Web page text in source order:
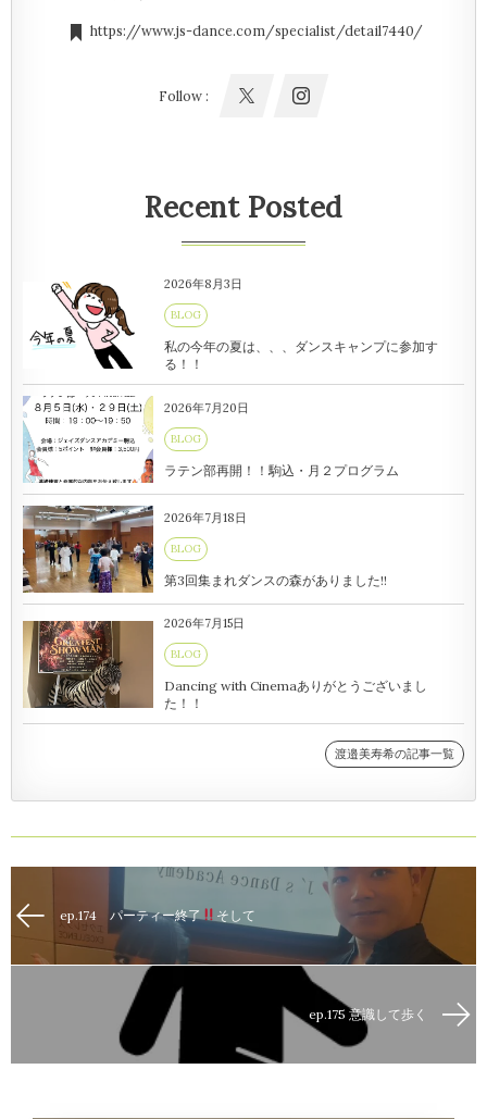
https://www.js-dance.com/specialist/detail7440/
Follow :
Recent Posted
2026年8月3日
BLOG
私の今年の夏は、、、ダンスキャンプに参加す
る！！
2026年7月20日
BLOG
ラテン部再開！！駒込・月２プログラム
2026年7月18日
BLOG
第3回集まれダンスの森がありました!!
2026年7月15日
BLOG
Dancing with Cinemaありがとうございまし
た！！
渡邉美寿希の記事一覧
ep.174 パーティー終了 そして
ep.175 意識して歩く